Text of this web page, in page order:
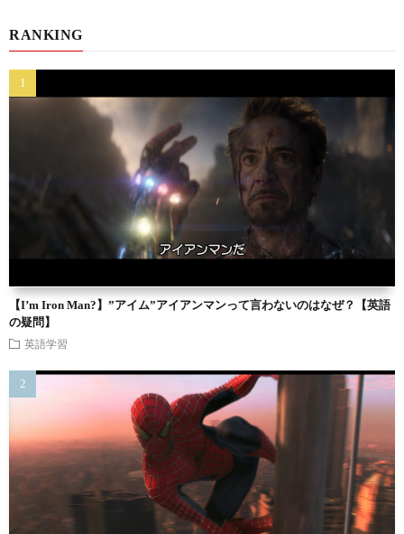
RANKING
【I’m Iron Man?】”アイム”アイアンマンって言わないのはなぜ？【英語
の疑問】
英語学習